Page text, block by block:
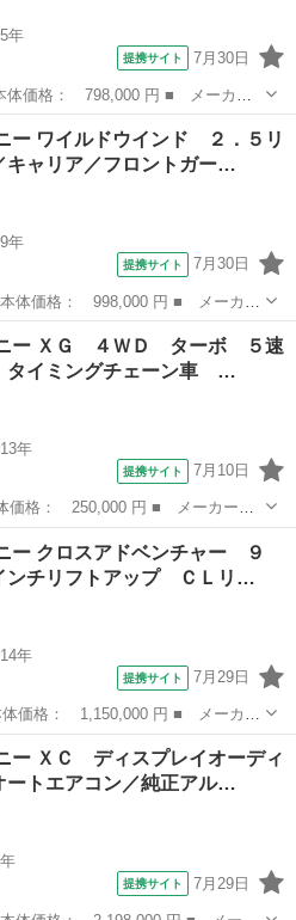
年
提携サイト 7月30日
ー ■ グレード名： ランドベン
説＆記録簿 ＰＷ ワイヤレスドア
ー ワイルドウインド ２．５リ
キャリア／フロントガー…
年
提携サイト 7月30日
ー ■ グレード名： ワイルドウ
リア／フロントガード／前後ショ
ニー ＸＧ ４ＷＤ ターボ ５速
イミングチェーン車 …
年
提携サイト 7月10日
ー ■ グレード名： ＸＧ ４Ｗ
ミングチェーン車 車検令和１０
ー クロスアドベンチャー ９
チリフトアップ ＣＬリ…
年
提携サイト 7月29日
ー ■ グレード名： クロスアド
フトアップ ＣＬリンクリーディ
ー ＸＣ ディスプレイオーディ
ートエアコン／純正アル…
提携サイト 7月29日